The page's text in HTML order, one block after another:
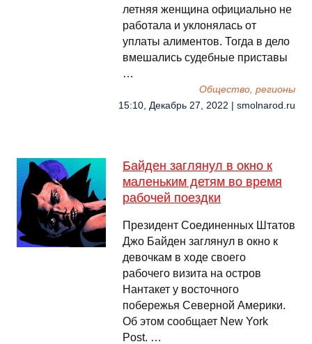
летняя женщина официально не
работала и уклонялась от
уплаты алиментов. Тогда в дело
вмешались судебные приставы
…
Общество, регионы
15:10, Декабрь 27, 2022 | smolnarod.ru
Байден заглянул в окно к
маленьким детям во время
рабочей поездки
Президент Соединенных Штатов
Джо Байден заглянул в окно к
девочкам в ходе своего
рабочего визита на остров
Нантакет у восточного
побережья Северной Америки.
Об этом сообщает New York
Post. …